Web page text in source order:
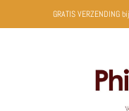
GRATIS VERZENDING